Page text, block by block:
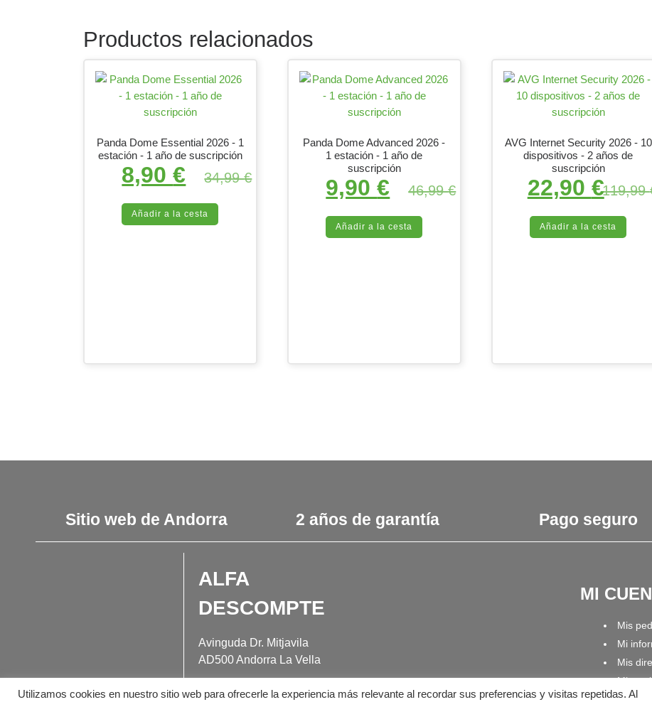
Productos relacionados
Panda Dome Essential 2026 - 1
estación - 1 año de suscripción
34,99€
El precio original era: 34,99 €.
8,90€ El precio actual es: 8,90 €.
Añadir a la cesta
Panda Dome Advanced 2026 -
1 estación - 1 año de
suscripción
46,99€
El precio original era: 46,99 €.
9,90€ El precio actual es: 9,90 €.
Añadir a la cesta
AVG Internet Security 2026 - 10
dispositivos - 2 años de
suscripción
119,99
El precio
22,90 €
Añadir a la cesta
Sitio web de Andorra 2 años de garantía Pago seguro
fabuloso fa-facebook
ALFA
DESCOMPTE
Avinguda Dr. Mitjavila
AD500 Andorra La Vella
+376 759 436
MI
Mis
Mi
Mis
Mis
Utilizamos cookies en nuestro sitio web para ofrecerle la experiencia más relevante al recordar sus preferencias y visitas repetidas. Al